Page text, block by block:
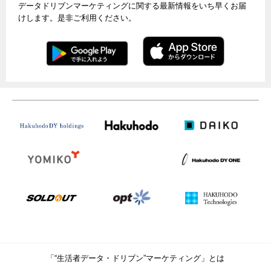
データドリブンマーケティングに関する最新情報をいち早くお届
けします。是非ご利用ください。
「“生活者データ・ドリブン”マーケティング」とは